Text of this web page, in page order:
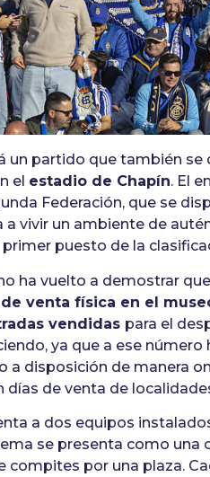
un partido que también se
el estadio de Chapín. El
Federación, que se
a vivir un ambiente de
puesto de la
ha vuelto a demostrar
venta física en el
vendidas para el
ya que a ese
a disposición de manera
días de venta de
a dos equipos
se presenta como una
compites por una plaza.